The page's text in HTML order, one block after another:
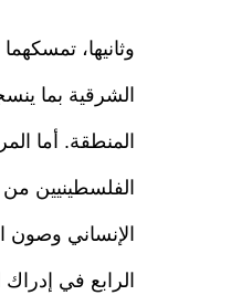
وثانيها،
الشرقية بما
المنطقة. أما
الفلسطينيين من
الإنساني وصون
الرابع في إدراك